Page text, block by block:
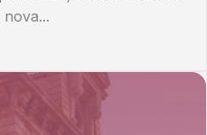
nova...